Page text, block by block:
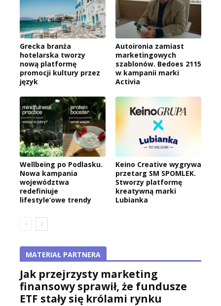
Grecka branża
hotelarska tworzy
nową platformę
promocji kultury przez
język
Autoironia zamiast
marketingowych
szablonów. Bedoes 2115
w kampanii marki
Activia
Wellbeing po Podlasku.
Nowa kampania
województwa
redefiniuje
lifestyle’owe trendy
Keino Creative wygrywa
przetarg SM SPOMLEK.
Stworzy platformę
kreatywną marki
Lubianka
MATERIAŁ PARTNERA
Jak przejrzysty marketing
finansowy sprawił, że fundusze
ETF stały się królami rynku